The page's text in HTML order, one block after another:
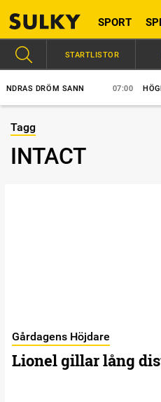
SPORT
DRÖM SANN 07:00
STARTLISTOR
Tagg
INTACT
Gårdagens Höjdare
Lionel gillar lång